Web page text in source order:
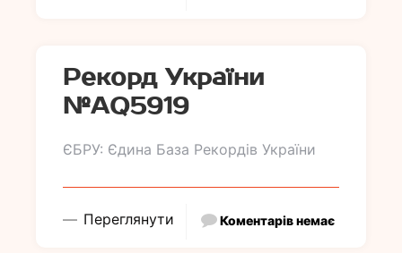
Рекорд України
№АQ5919
ЄБРУ: Єдина База Рекордів України
Переглянути Коментарів немає